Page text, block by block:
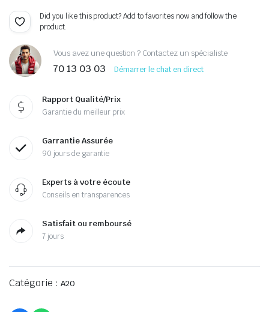
Did you like this product? Add to favorites now and follow the
product.
Vous avez une question ? Contactez un spécialiste
70 13 03 03 Démarrer le chat en direct
Rapport Qualité/Prix
Garantie du meilleur prix
Garrantie Assurée
90 jours de garantie
Experts à votre écoute
Conseils en transparences
Satisfait ou remboursé
7 jours
Catégorie : A20